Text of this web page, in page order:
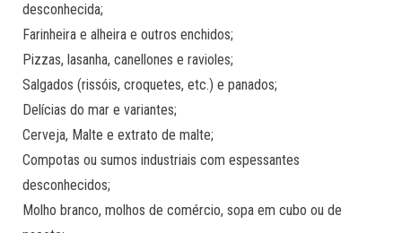
desconhecida;
Farinheira e alheira e outros enchidos;
Pizzas, lasanha, canellones e ravioles;
Salgados (rissóis, croquetes, etc.) e panados;
Delícias do mar e variantes;
Cerveja, Malte e extrato de malte;
Compotas ou sumos industriais com espessantes
desconhecidos;
Molho branco, molhos de comércio, sopa em cubo ou de